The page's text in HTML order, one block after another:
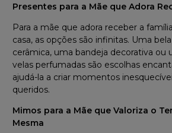
Presentes para a Mãe que Adora
Para a mãe que adora receber a
casa, as opções são infinitas. Uma
cerâmica, uma bandeja decorativa ou
velas perfumadas são escolhas
ajudá-la a criar momentos
queridos.
Mimos para a Mãe que Valoriza o
Mesma